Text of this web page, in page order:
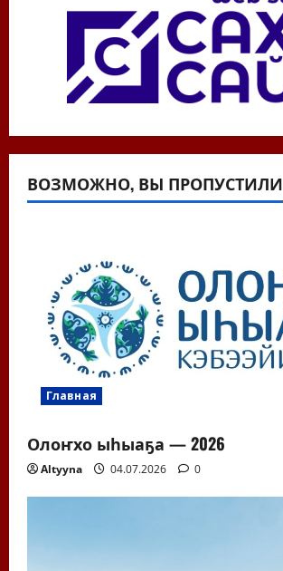
ВОЗМОЖНО, ВЫ ПРОПУСТИЛИ
Главная
Олоҥхо ыһыаҕа — 2026
Altyyna 04.07.2026 0